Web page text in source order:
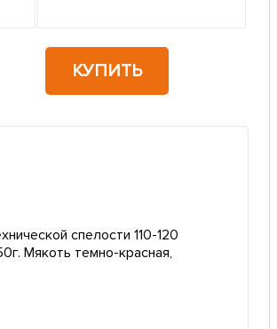
КУПИТЬ
спелости 110-120
Мякоть темно-красная,